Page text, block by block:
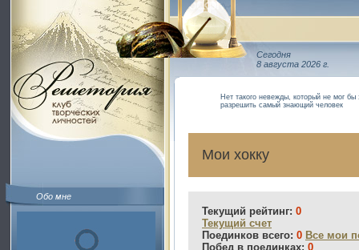
Обо мне
Сегодня
8 августа 2026 г.
Нет такого невежды, который не мог
разрешить самый знающий человек
Мои хокку
Текущий рейтинг: 0
Текущий счет
Поединков всего: 0 Все мои
Побед в поединках: 0